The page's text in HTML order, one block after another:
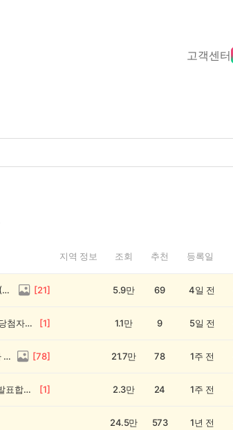
고객센터
지역 정보 조회 추천 등록일
전원 1,000캐시! 🥳 우리 동네 썰전 14회차 OPEN (~8/17) [21] 5.9만 69 4일 전
💰[당첨자 발표] 26회차 우리 동네 정보왕 이벤트 당첨자를 발표합니다! [1] 1.1만 9 5일 전
💸 전원 2,000캐시 지급! 우리 동네 정보왕 27회차 (~8/10) [78] 21.7만 78 1주 전
💰[당첨자 발표] 우리 동네 썰전 12회차 당첨자를 발표합니다! [1] 2.3만 24 1주 전
24.5만 573 1년 전